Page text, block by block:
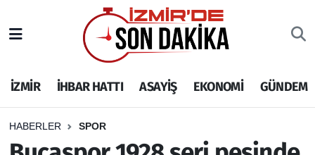
İZMİR İHBAR HATTI ASAYİŞ EKONOMİ GÜNDEM
HABERLER SPOR
İHBAR HATTI
DEPREM
İzmir Nöbetçi Eczaneler
İzmir Hava Durumu
İzmir Namaz Vakitleri